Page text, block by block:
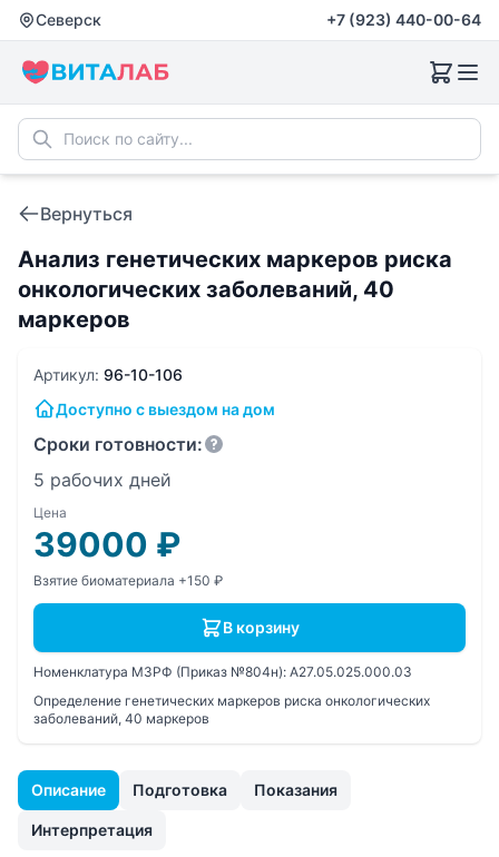
Северск +7 (923) 440-00-64
Вернуться
Анализ генетических маркеров риска
онкологических заболеваний, 40
маркеров
Описание Подготовка Показания
Интерпретация
Артикул: 96-10-106
Доступно с выездом на дом
Сроки готовности:
5 рабочих дней
Цена
39000 ₽
Взятие биоматериала +150 ₽
В корзину
Номенклатура МЗРФ (Приказ №804н): A27.05.025.000.03
Определение генетических маркеров риска онкологических
заболеваний, 40 маркеров